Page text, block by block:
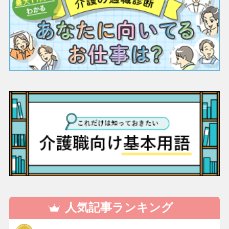
人気記事ランキング